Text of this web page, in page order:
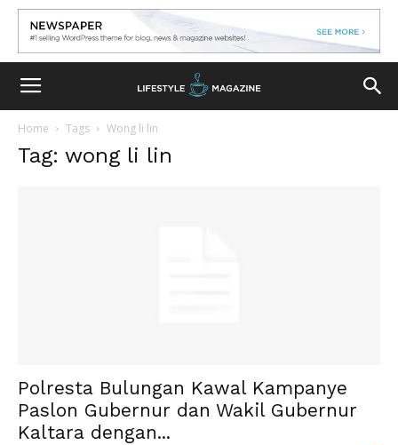
Home Tags Wong li lin
Tag: wong li lin
Polresta Bulungan Kawal Kampanye
Paslon Gubernur dan Wakil Gubernur
Kaltara dengan...